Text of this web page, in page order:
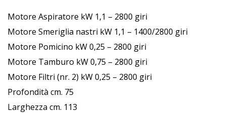
Motore Aspiratore kW 1,1 – 2800 giri
Motore Smeriglia nastri kW 1,1 – 1400/2800 giri
Motore Pomicino kW 0,25 – 2800 giri
Motore Tamburo kW 0,75 – 2800 giri
Motore Filtri (nr. 2) kW 0,25 – 2800 giri
Profondità cm. 75
Larghezza cm. 113